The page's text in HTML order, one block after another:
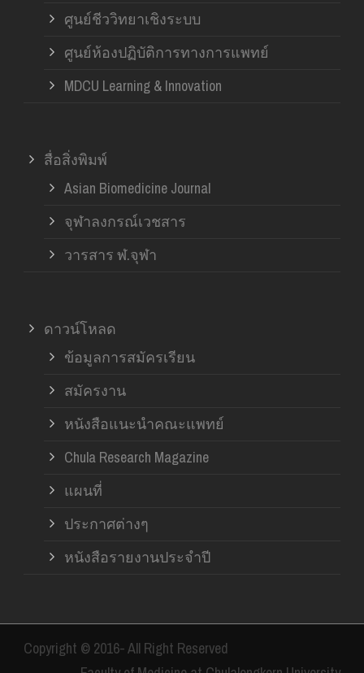
ศูนย์ชีววิทยาเชิงระบบ
ศูนย์ห้องปฏิบัติการทางการแพทย์
MDCU Learning & Innovation
สื่อสิ่งพิมพ์
Asian Biomedicine Journal
จุฬาลงกรณ์เวชสาร
วารสาร ฬ.จุฬา
ดาวน์โหลด
ข้อมูลการสมัครเรียน
สมัครงาน
หนังสือแนะนำคณะแพทย์
Chula Research Magazine
แผนที่
ประกาศต่างๆ
หนังสือรายงานประจำปี
Copyright © 2016- All Right Reserved